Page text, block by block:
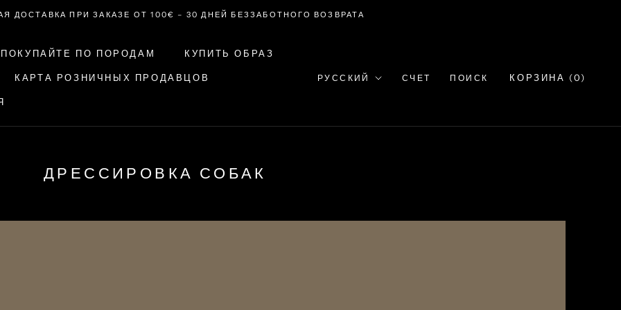
ДОСТАВКА ПРИ ЗАКАЗЕ ОТ 100€ – 30 ДНЕЙ БЕЗЗАБОТНОГО ВОЗВРАТА
ПОКУПАЙТЕ ПО ПОРОДАМ КУПИТЬ ОБРАЗ
КАРТА РОЗНИЧНЫХ ПРОДАВЦОВ Язык
РУССКИЙ СЧЕТ ПОИСК КОРЗИНА (0)
ДРЕССИРОВКА СОБАК